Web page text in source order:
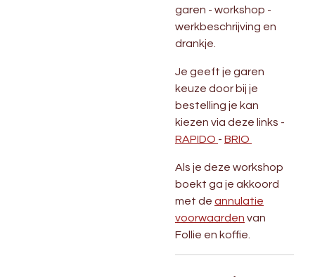
garen - workshop -
werkbeschrijving en
drankje.
Je geeft je garen
keuze door bij je
bestelling je kan
kiezen via deze links -
RAPIDO - BRIO
Als je deze workshop
boekt ga je akkoord
met de annulatie
voorwaarden van
Follie en koffie.